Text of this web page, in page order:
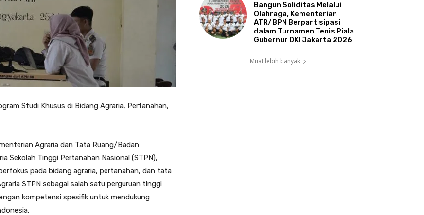
Studi Khusus di Bidang Agraria, Pertanahan,
Agraria dan Tata Ruang/Badan
Sekolah Tinggi Pertanahan Nasional (STPN),
pada bidang agraria, pertanahan, dan tata
STPN sebagai salah satu perguruan tinggi
kompetensi spesifik untuk mendukung
Bangun Soliditas Melalui
Olahraga, Kementerian
ATR/BPN Berpartisipasi
dalam Turnamen Tenis Piala
Gubernur DKI Jakarta 2026
Muat lebih banyak